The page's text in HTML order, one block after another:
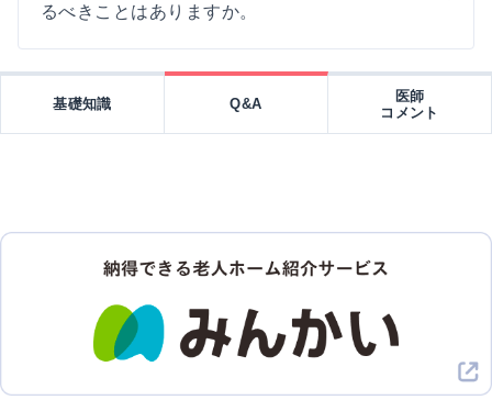
るべきことはありますか。
基礎知識 Q&A
医師
コメント